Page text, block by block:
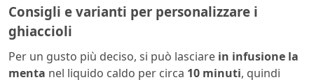
Consigli e varianti per personalizzare i
ghiaccioli
Per un gusto più deciso, si può lasciare in infusione la
menta nel liquido caldo per circa 10 minuti, quindi